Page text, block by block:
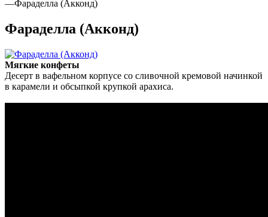
—Фараделла (Акконд)
Фараделла (Акконд)
Мягкие конфеты
Десерт в вафельном корпусе со сливочной кремовой начинкой
в карамели и обсыпкой крупкой арахиса.